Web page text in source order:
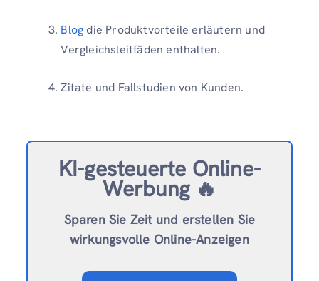
Blogdie Produktvorteile erläutern und
Vergleichsleitfäden enthalten.
Zitate und Fallstudien von Kunden.
KI-gesteuerte Online-
Werbung 🔥
Sparen Sie Zeit und erstellen Sie
wirkungsvolle Online-Anzeigen